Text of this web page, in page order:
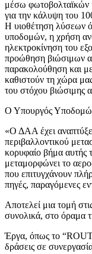
μέσω φωτοβολταϊκών
για την κάλυψη του
Η υιοθέτηση λύσεων
υποδομών, η χρήση
ηλεκτροκίνηση του
προώθηση βιώσιμων
παρακολούθηση και
καθιστούν τη χώρα
του στόχου βιώσιμης
Ο Υπουργός
«Ο ΔΑΑ έχει
περιβαλλοντικού
κορυφαίο βήμα αυτής
μεταμορφώνει το
που επιτυγχάνουν
πηγές, παραγόμενες
Αποτελεί μια τομή
συνολικά, στο όραμα
Έργα, όπως το
δράσεις σε